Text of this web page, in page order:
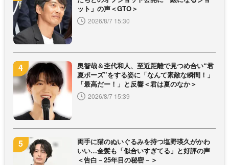
ット」の声＜GTO＞
2026/8/7 15:30
奥智哉＆杢代和人、至近距離で見つめ合い“君
夏ポーズ”をする姿に「なんて素敵な瞬間！」
「最高だー！」と反響＜君は夏のなか＞
2026/8/7 15:39
両手に猫のぬいぐるみを持つ塩野瑛久がかわ
いい…金髪も「似合いすぎてる」と好評の声
＜告白－25年目の秘密－＞